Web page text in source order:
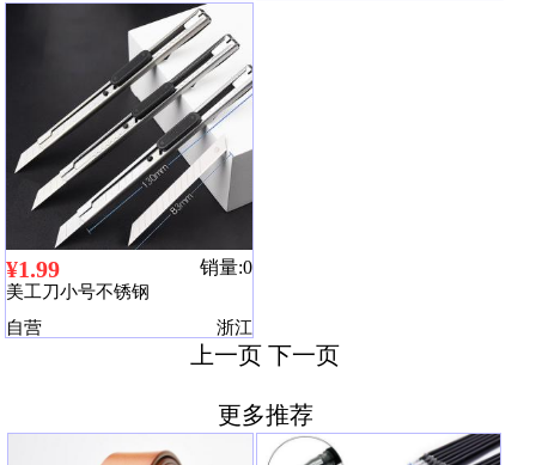
¥1.99 销量:0
美工刀小号不锈钢
自营
浙江
上一页下一页
更多推荐